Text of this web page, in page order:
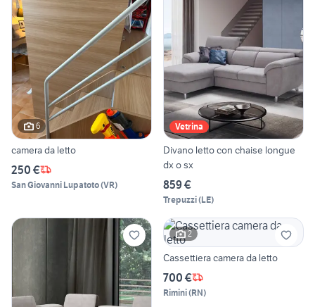
6
camera da letto
250 €
San Giovanni Lupatoto(VR)
Vetrina
Divano letto con chaise longue
dx o sx
859 €
Trepuzzi(LE)
2
Cassettiera camera da letto
700 €
Rimini(RN)